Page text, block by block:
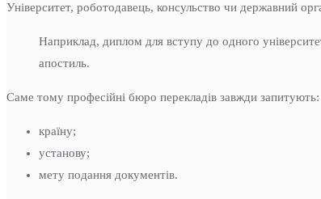
Університет, роботодавець, консульство чи державний
Наприклад, диплом для вступу до одного
апостиль.
Саме тому професійні бюро перекладів завжди запитують:
країну;
установу;
мету подання документів.